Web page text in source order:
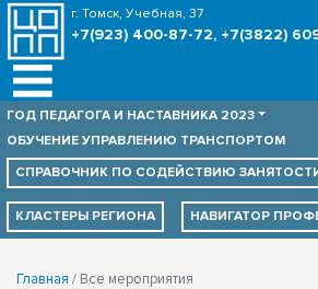
г. Томск, Учебная, 37
+7(923) 400-87-72, +7(3822)
ГОД ПЕДАГОГА И НАСТАВНИКА 2023
ОБУЧЕНИЕ УПРАВЛЕНИЮ ТРАНСПОРТОМ
СПРАВОЧНИК ПО СОДЕЙСТВИЮ
КЛАСТЕРЫ РЕГИОНА НАВИГАТОР
Главная Все мероприятия